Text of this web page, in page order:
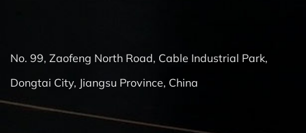
No. 99, Zaofeng North Road, Cable Industrial Park,
Dongtai City, Jiangsu Province, China